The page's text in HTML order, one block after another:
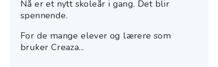
Nå er et nytt skoleår i gang. Det blir
spennende.
For de mange elever og lærere som
bruker Creaza...